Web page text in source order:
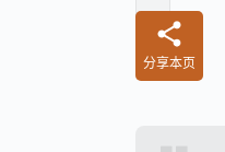
分享本页